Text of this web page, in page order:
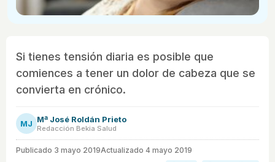
Si tienes tensión diaria es posible que
comiences a tener un dolor de cabeza que se
convierta en crónico.
MJ Mª José Roldán Prieto
Redacción Bekia Salud
Publicado 3 mayo 2019Actualizado 4 mayo 2019